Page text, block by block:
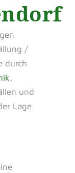
/
durch
,
und
Lage